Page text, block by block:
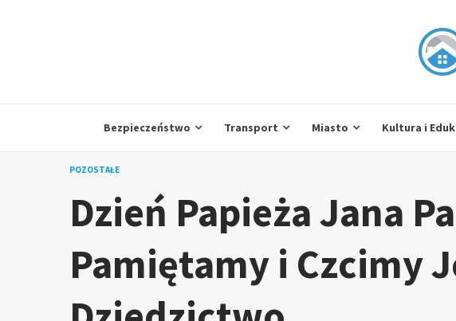
Bezpieczeństwo Transport Miasto Kultura i
POZOSTAŁE
Dzień Papieża Jana
Pamiętamy i Czcimy